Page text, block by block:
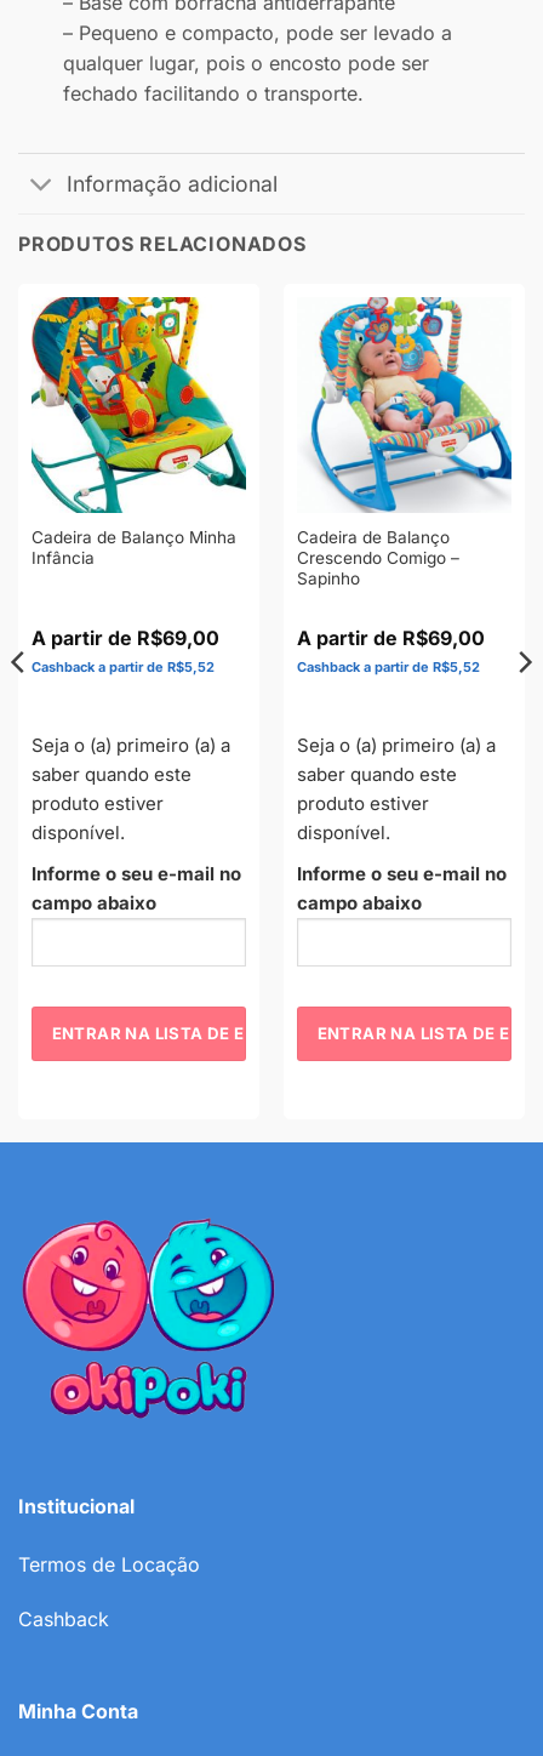
– Pequeno e compacto, pode ser levado a
qualquer lugar, pois o encosto pode ser
fechado facilitando o transporte.
Informação adicional
PRODUTOS RELACIONADOS
Cadeira de Balanço Minha
Infância
R$69,00
R$5,52
Seja o (a) primeiro (a) a
saber quando este
produto estiver
disponível.
Informe o seu e-mail no
campo abaixo
Cadeira de Balanço
Crescendo Comigo –
Sapinho
R$69,00
R$5,52
Seja o (a) primeiro (a) a
saber quando este
produto estiver
disponível.
Informe o seu e-mail no
campo abaixo
Institucional
Termos de Locação
Cashback
Minha Conta